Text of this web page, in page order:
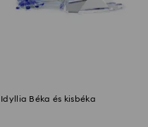
Idyllia Béka és kisbéka